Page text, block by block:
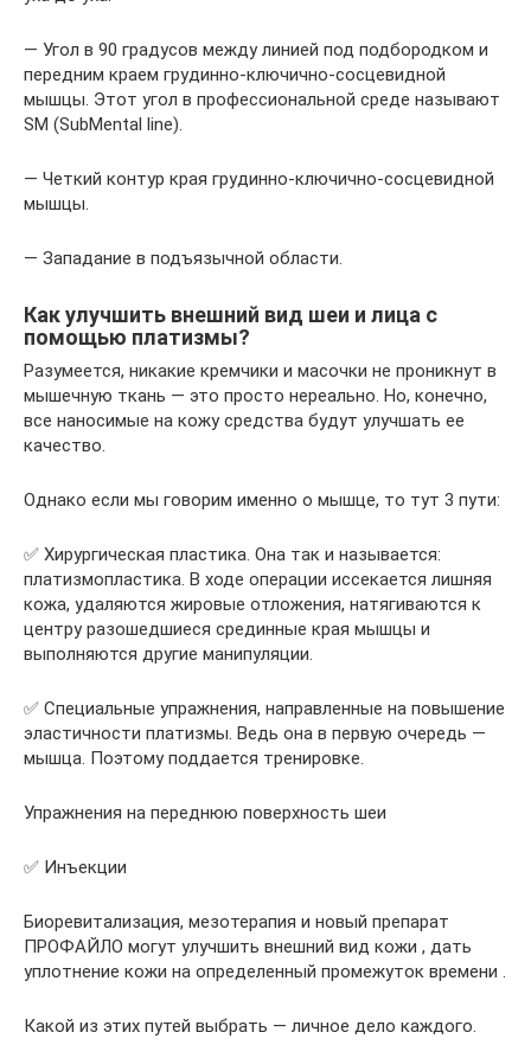
— Угол в 90 градусов между линией под подбородком и
передним краем грудинно-ключично-сосцевидной
мышцы. Этот угол в профессиональной среде называют
SM (SubMental line).
— Четкий контур края грудинно-ключично-сосцевидной
мышцы.
— Западание в подъязычной области.
Как улучшить внешний вид шеи и лица с
помощью платизмы?
Разумеется, никакие кремчики и масочки не проникнут в
мышечную ткань — это просто нереально. Но, конечно,
все наносимые на кожу средства будут улучшать ее
качество.
Однако если мы говорим именно о мышце, то тут 3 пути:
✅ Хирургическая пластика. Она так и называется:
платизмопластика. В ходе операции иссекается лишняя
кожа, удаляются жировые отложения, натягиваются к
центру разошедшиеся срединные края мышцы и
выполняются другие манипуляции.
✅ Специальные упражнения, направленные на повышение
эластичности платизмы. Ведь она в первую очередь —
мышца. Поэтому поддается тренировке.
Упражнения на переднюю поверхность шеи
✅ Инъекции
Биоревитализация, мезотерапия и новый препарат
ПРОФАЙЛО могут улучшить внешний вид кожи , дать
уплотнение кожи на определенный промежуток времени .
Какой из этих путей выбрать — личное дело каждого.